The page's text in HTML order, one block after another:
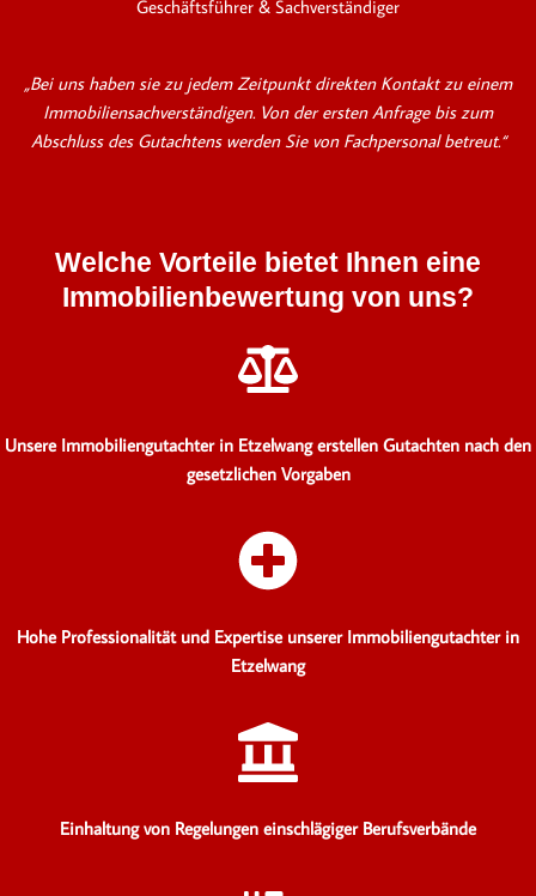
Geschäftsführer & Sachverständiger
„Bei uns haben sie zu jedem Zeitpunkt direkten Kontakt zu einem
Immobiliensachverständigen. Von der ersten Anfrage bis zum
Abschluss des Gutachtens werden Sie von Fachpersonal betreut.“
Welche Vorteile bietet Ihnen eine
Immobilienbewertung von uns?
Unsere Immobiliengutachter in Etzelwang erstellen Gutachten nach den
gesetzlichen Vorgaben
Hohe Professionalität und Expertise unserer Immobiliengutachter in
Etzelwang
Einhaltung von Regelungen einschlägiger Berufsverbände